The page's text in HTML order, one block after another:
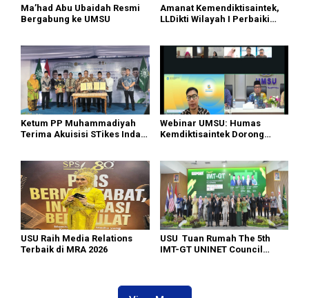
Ma’had Abu Ubaidah Resmi
Bergabung ke UMSU
Amanat Kemendiktisaintek,
LLDikti Wilayah I Perbaiki
Ketum PP Muhammadiyah
Terima Akuisisi STikes Indah
Webinar UMSU: Humas
Kemdiktisaintek Dorong
USU Raih Media Relations
Terbaik di MRA 2026
USU Tuan Rumah The 5th
IMT-GT UNINET Council